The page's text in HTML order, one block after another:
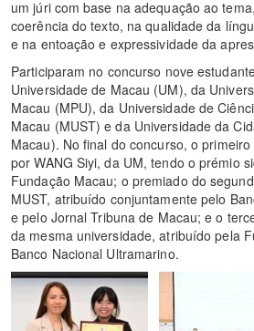
um júri com base na adequação ao
coerência do texto, na qualidade da
e na entoação e expressividade da
Participaram no concurso nove
Universidade de Macau (UM), da
Macau (MPU), da Universidade de
Macau (MUST) e da Universidade da
Macau). No final do concurso, o
por WANG Siyi, da UM, tendo o prémio
Fundação Macau; o premiado do
MUST, atribuído conjuntamente pelo
e pelo Jornal Tribuna de Macau; e o
da mesma universidade, atribuído pela
Banco Nacional Ultramarino.